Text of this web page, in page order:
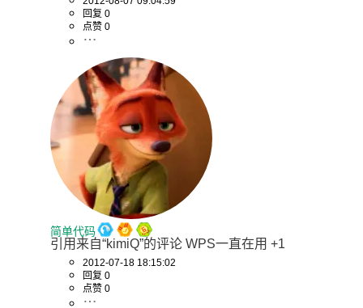
回复 0
点赞 0
简单代码
引用来自“kimiQ”的评论 WPS一直在用 +1
2012-07-18 18:15:02
回复 0
点赞 0